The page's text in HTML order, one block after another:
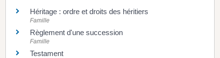
Héritage : ordre et droits des héritiers
Famille
Règlement d'une succession
Famille
Testament